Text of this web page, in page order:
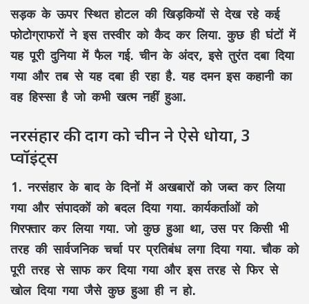
सड़क के ऊपर स्थित होटल की खिड़कियों से देख रहे कई
फोटोग्राफरों ने इस तस्वीर को कैद कर लिया. कुछ ही घंटों में
यह पूरी दुनिया में फैल गई. चीन के अंदर, इसे तुरंत दबा दिया
गया और तब से यह दबा ही रहा है. यह दमन इस कहानी का
वह हिस्सा है जो कभी खत्म नहीं हुआ.
नरसंहार की दाग को चीन ने ऐसे धोया, 3
प्वॉइंट्स
1. नरसंहार के बाद के दिनों में अखबारों को जब्त कर लिया
गया और संपादकों को बदल दिया गया. कार्यकर्ताओं को
गिरफ्तार कर लिया गया. जो कुछ हुआ था, उस पर किसी भी
तरह की सार्वजनिक चर्चा पर प्रतिबंध लगा दिया गया. चौक को
पूरी तरह से साफ कर दिया गया और इस तरह से फिर से
खोल दिया गया जैसे कुछ हुआ ही न हो.